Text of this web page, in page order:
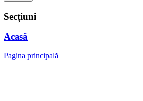
Secțiuni
Acasă
Pagina principală